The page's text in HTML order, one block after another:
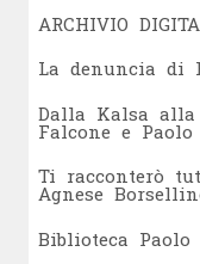
ARCHIVIO
La denuncia di
Dalla Kalsa
Falcone e
Ti racconterò
Agnese
Biblioteca Paolo